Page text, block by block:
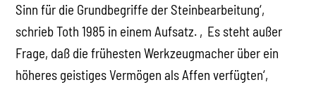
Sinn für die Grundbegriffe der Steinbearbeitung‘,
schrieb Toth 1985 in einem Aufsatz. ‚Es steht außer
Frage, daß die frühesten Werkzeugmacher über ein
höheres geistiges Vermögen als Affen verfügten‘,